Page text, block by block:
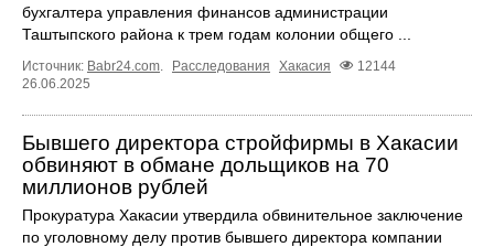
бухгалтера управления финансов администрации
Таштыпского района к трем годам колонии общего ...
Источник: Babr24.com Расследования Хакасия
12144
26.06.2025
Бывшего директора стройфирмы в Хакасии
обвиняют в обмане дольщиков на 70
миллионов рублей
Прокуратура Хакасии утвердила обвинительное заключение
по уголовному делу против бывшего директора компании